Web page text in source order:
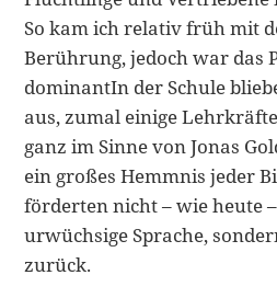
So kam ich relativ früh mit
Berührung, jedoch war das
dominantIn der Schule
aus, zumal einige
ganz im Sinne von Jonas
ein großes Hemmnis jeder
förderten nicht – wie heute
urwüchsige Sprache,
zurück.